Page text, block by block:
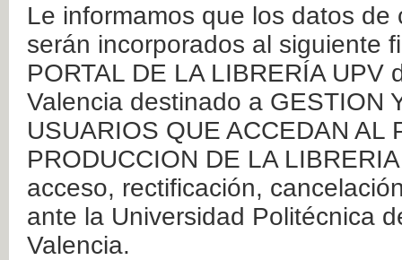
Le informamos que los datos
serán incorporados al siguiente
PORTAL DE LA LIBRERÍA
Valencia destinado a GESTION
USUARIOS QUE ACCEDAN AL
PRODUCCION DE LA
acceso, rectificación,
ante la Universidad Politécnica
Valencia.